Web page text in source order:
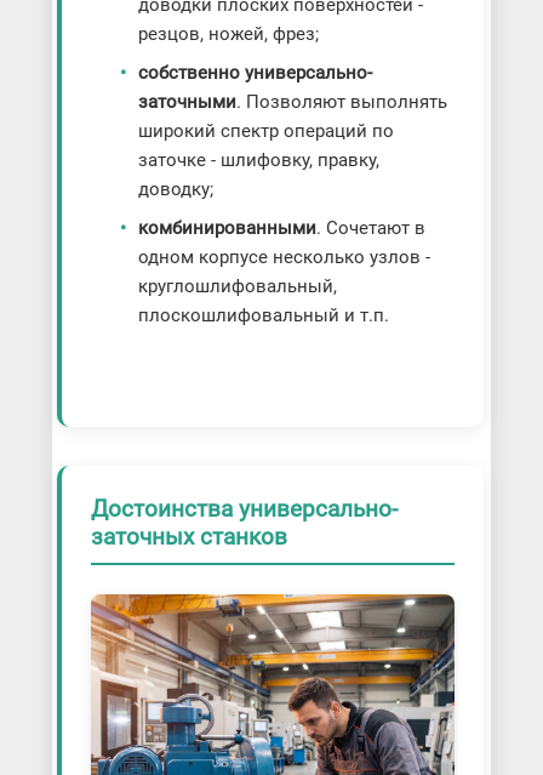
доводки плоских поверхностей -
резцов, ножей, фрез;
собственно универсально-
заточными. Позволяют выполнять
широкий спектр операций по
заточке - шлифовку, правку,
доводку;
комбинированными. Сочетают в
одном корпусе несколько узлов -
круглошлифовальный,
плоскошлифовальный и т.п.
Достоинства универсально-
заточных станков